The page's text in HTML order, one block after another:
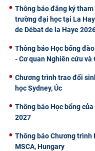
Thông báo đăng ký
trường đại học tại La
de Débat de la Haye
Thông báo Học bổng
- Cơ quan Nghiên cứu và
Chương trình trao đổi
học Sydney, Úc
Thông báo Học bổng
2027
Thông báo Chương trình
MSCA, Hungary